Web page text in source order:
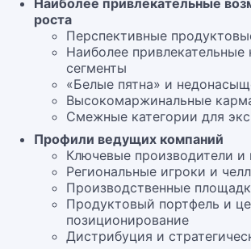
Наиболее привлекательные
роста
Перспективные
Наиболее привлекательные
сегменты
«Белые пятна» и
Высокомаржинальные
Смежные категории для
Профили ведущих компаний
Ключевые производители и
Региональные игроки и
Производственные
Продуктовый портфель и
позиционирование
Дистрибуция и